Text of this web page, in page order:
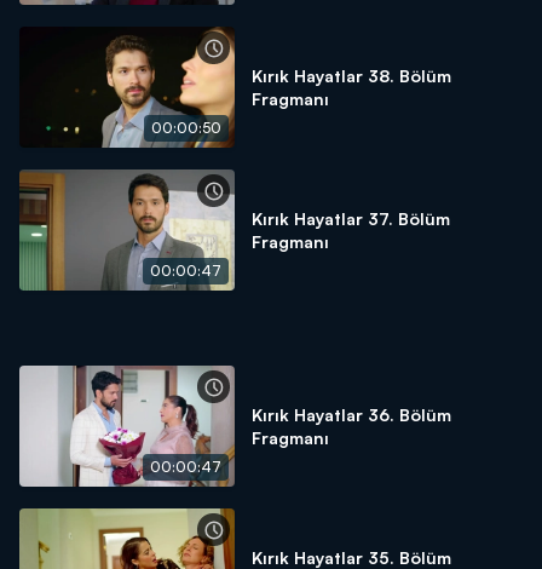
00:00:50
Kırık Hayatlar 38. Bölüm
Fragmanı
00:00:47
Kırık Hayatlar 37. Bölüm
Fragmanı
00:00:47
Kırık Hayatlar 36. Bölüm
Fragmanı
Kırık Hayatlar 35. Bölüm